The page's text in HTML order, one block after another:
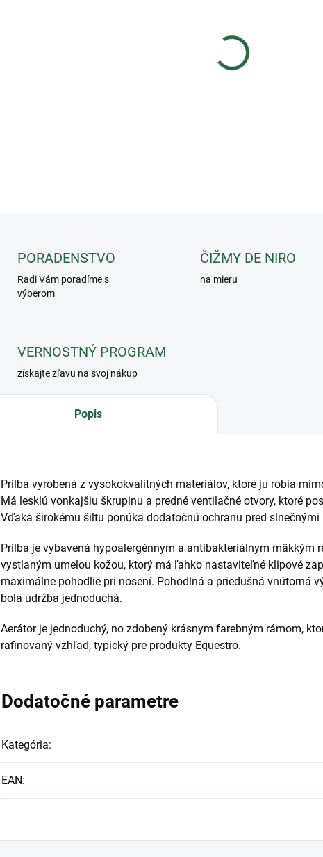
PORADENSTVO
Radi Vám poradíme s
výberom
ČIŽMY DE NIRO
na mieru
VERNOSTNÝ PROGRAM
získajte zľavu na svoj nákup
Popis
Prilba vyrobená z vysokokvalitných materiálov, ktoré ju robia
Má lesklú vonkajšiu škrupinu a predné ventilačné otvory, ktoré
Vďaka širokému šiltu ponúka dodatočnú ochranu pred slnečnými
Prilba je vybavená hypoalergénnym a antibakteriálnym mäkkým
vystlaným umelou kožou, ktorý má ľahko nastaviteľné klipové
maximálne pohodlie pri nosení. Pohodlná a priedušná vnútorná
bola údržba jednoduchá.
Aerátor je jednoduchý, no zdobený krásnym farebným rámom,
rafinovaný vzhľad, typický pre produkty Equestro.
Dodatočné parametre
Kategória:
EAN: